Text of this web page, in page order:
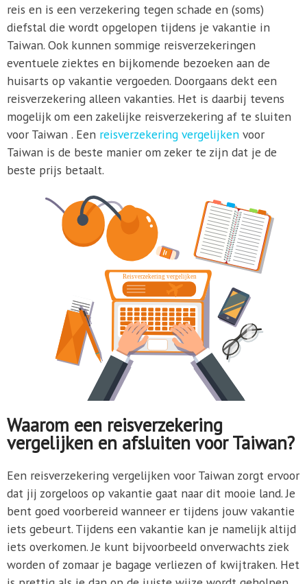
reis en is een verzekering tegen schade en (soms)
diefstal die wordt opgelopen tijdens je vakantie in
Taiwan. Ook kunnen sommige reisverzekeringen
eventuele ziektes en bijkomende bezoeken aan de
huisarts op vakantie vergoeden. Doorgaans dekt een
reisverzekering alleen vakanties. Het is daarbij tevens
mogelijk om een zakelijke reisverzekering af te sluiten
voor Taiwan . Een reisverzekering vergelijkenvoor
Taiwan is de beste manier om zeker te zijn dat je de
beste prijs betaalt.
Waarom een reisverzekering
vergelijken en afsluiten voor Taiwan?
Een reisverzekering vergelijken voor Taiwan zorgt ervoor
dat jij zorgeloos op vakantie gaat naar dit mooie land. Je
bent goed voorbereid wanneer er tijdens jouw vakantie
iets gebeurt. Tijdens een vakantie kan je namelijk altijd
iets overkomen. Je kunt bijvoorbeeld onverwachts ziek
worden of zomaar je bagage verliezen of kwijtraken. Het